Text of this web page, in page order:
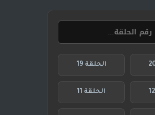
الحلقة 19
الحلقة 11